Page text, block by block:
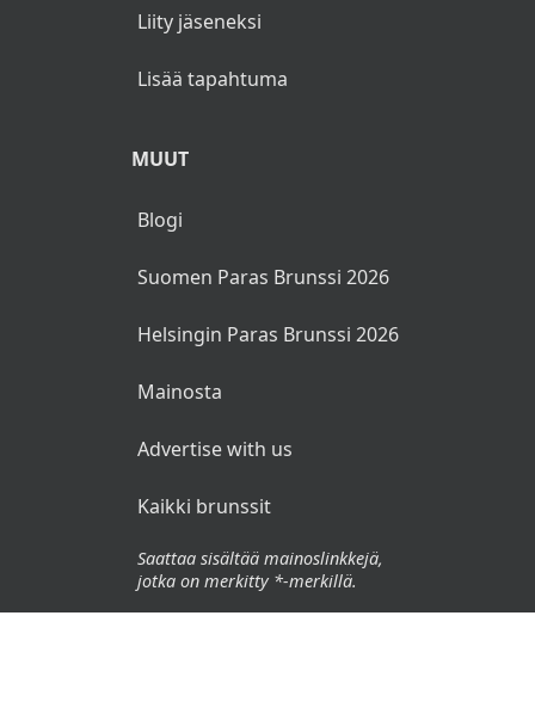
Liity jäseneksi
Lisää tapahtuma
MUUT
Blogi
Suomen Paras Brunssi 2026
Helsingin Paras Brunssi 2026
Mainosta
Advertise with us
Kaikki brunssit
Saattaa sisältää mainoslinkkejä,
jotka on merkitty *-merkillä.